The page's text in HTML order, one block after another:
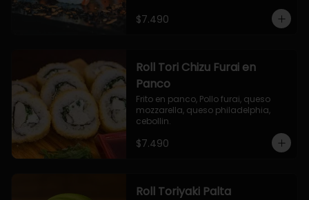
$7.490
Roll Tori Chizu Furai en
Panco
Frito en panco, Pollo furai, queso
mozzarella, queso philadelphia,
cebollin.
$7.490
Roll Toriyaki Palta